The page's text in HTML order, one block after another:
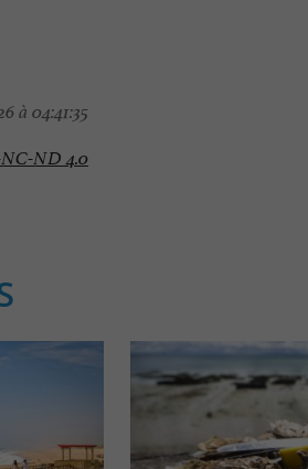
à 04:41:35
ND 4.0